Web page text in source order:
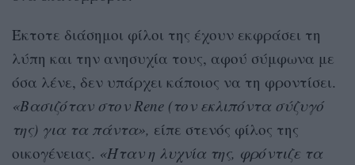
Έκτοτε διάσημοι φίλοι της έχουν εκφράσει τη
λύπη και την ανησυχία τους, αφού σύμφωνα με
όσα λένε, δεν υπάρχει κάποιος να τη φροντίσει.
«Βασιζόταν στον Rene (τον εκλιπόντα σύζυγό
της) για τα πάντα», είπε στενός φίλος της
οικογένειας. «Ήταν η λυχνία της, φρόντιζε τα